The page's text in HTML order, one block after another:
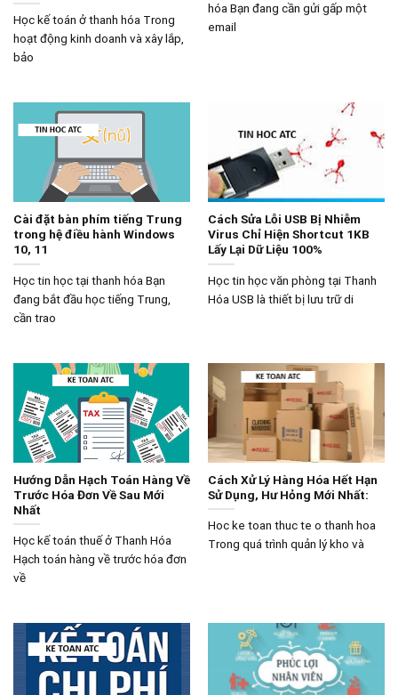
Học kế toán ở thanh hóa Trong
hoạt động kinh doanh và xây lắp,
bảo
hóa Bạn đang cần gửi gấp một
email
Cài đặt bàn phím tiếng Trung
trong hệ điều hành Windows
10, 11
Học tin học tại thanh hóa Bạn
đang bắt đầu học tiếng Trung,
cần trao
Cách Sửa Lỗi USB Bị Nhiễm
Virus Chỉ Hiện Shortcut 1KB
Lấy Lại Dữ Liệu 100%
Học tin học văn phòng tại Thanh
Hóa USB là thiết bị lưu trữ di
Hướng Dẫn Hạch Toán Hàng Về
Trước Hóa Đơn Về Sau Mới
Nhất
Học kế toán thuế ở Thanh Hóa
Hạch toán hàng về trước hóa đơn
về
Cách Xử Lý Hàng Hóa Hết Hạn
Sử Dụng, Hư Hỏng Mới Nhất:
Hoc ke toan thuc te o thanh hoa
Trong quá trình quản lý kho và